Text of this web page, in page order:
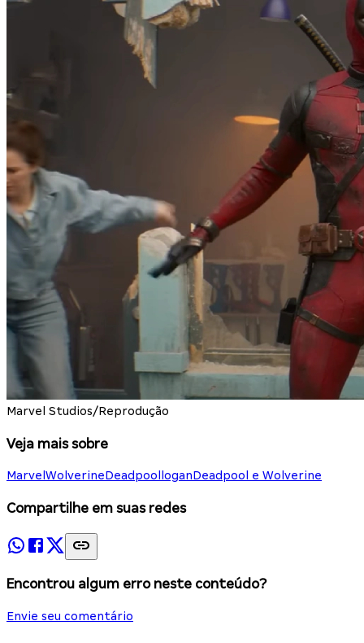
Marvel Studios/Reprodução
Veja mais sobre
Marvel WolverineDeadpool loganDeadpool e Wolverine
Compartilhe em suas redes
Encontrou algum erro neste conteúdo?
Envie seu comentário